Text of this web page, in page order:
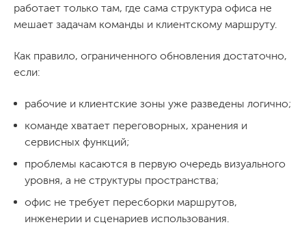
работает только там, где сама структура офиса не
мешает задачам команды и клиентскому маршруту.
Как правило, ограниченного обновления достаточно,
если:
рабочие и клиентские зоны уже разведены логично;
команде хватает переговорных, хранения и
сервисных функций;
проблемы касаются в первую очередь визуального
уровня, а не структуры пространства;
офис не требует пересборки маршрутов,
инженерии и сценариев использования.